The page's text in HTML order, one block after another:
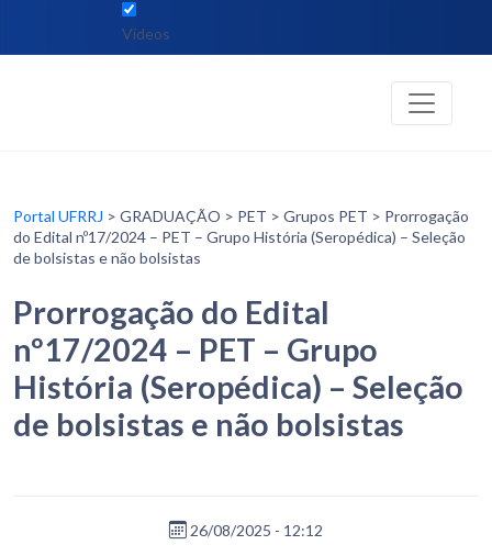
Vídeos
Portal UFRRJ > GRADUAÇÃO > PET > Grupos PET > Prorrogação
do Edital nº17/2024 – PET – Grupo História (Seropédica) – Seleção
de bolsistas e não bolsistas
Prorrogação do Edital
nº17/2024 – PET – Grupo
História (Seropédica) – Seleção
de bolsistas e não bolsistas
26/08/2025 - 12:12